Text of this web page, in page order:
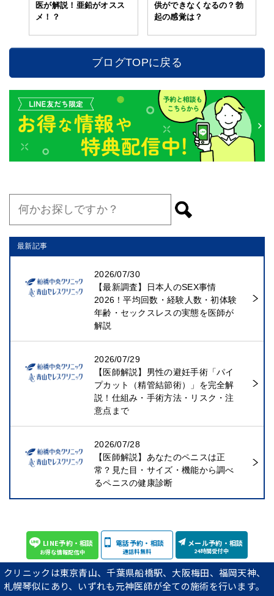
医が解説！亜鉛がオスス
メ！？
供ができなくなるの？勃
起の感覚は？
ブログTOPに戻る
最新記事
2026/07/30
【最新調査】日本人のSEX事情
2026！平均回数・経験人数・初体験
年齢・セックスレスの実態を医師が
解説
2026/07/29
【医師解説】男性の避妊手術「パイ
プカット（精管結節術）」を完全解
説！仕組み・手術方法・リスク・注
意点まで
2026/07/28
【医師解説】あなたのペニスは正
常？見た目・サイズ・機能から調べ
るペニスの健康診断
医師紹介
私にお任せ下さい。
LINE予約・相談
お得な情報配信中
電話予約・相談
通話料無料
メール予約・相談
24時間受付中
クリニックは東京青山、千葉県船橋駅、大阪梅田、福岡天神、
札幌琴似にあり、いずれも元神医師が全ての施術を行います。